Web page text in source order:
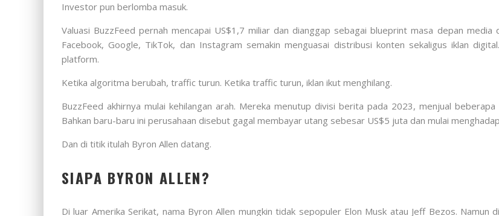
Investor pun berlomba masuk.
Valuasi BuzzFeed pernah mencapai US$1,7 miliar dan dianggap sebagai blueprint masa depan
Facebook, Google, TikTok, dan Instagram semakin menguasai distribusi konten sekaligus iklan
platform.
Ketika algoritma berubah, traffic turun. Ketika traffic turun, iklan ikut menghilang.
BuzzFeed akhirnya mulai kehilangan arah. Mereka menutup divisi berita pada 2023, menjual
Bahkan baru-baru ini perusahaan disebut gagal membayar utang sebesar US$5 juta dan mulai
Dan di titik itulah Byron Allen datang.
SIAPA BYRON ALLEN?
Di luar Amerika Serikat, nama Byron Allen mungkin tidak sepopuler Elon Musk atau Jeff Bezos. Namun